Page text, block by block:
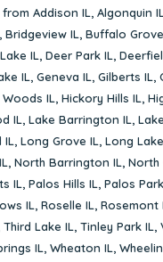
from Addison IL, Algonquin IL
, Bridgeview IL, Buffalo
IL, Deer Park IL,
IL, Geneva IL, Gilberts IL,
IL, Hickory Hills IL,
IL, Lake Barrington IL,
IL, Long Grove IL, Long
, North Barrington IL, North
IL, Palos Hills IL, Palos
IL, Roselle IL, Rosemont
Third Lake IL, Tinley Park IL,
IL, Wheaton IL,